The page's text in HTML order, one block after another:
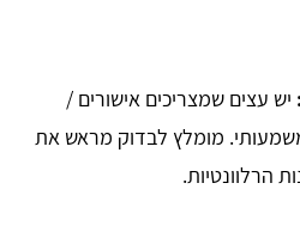
יש עצים שמצריכים אישורים /
משמעותי. מומלץ לבדוק מראש את
הרלוונטיות.